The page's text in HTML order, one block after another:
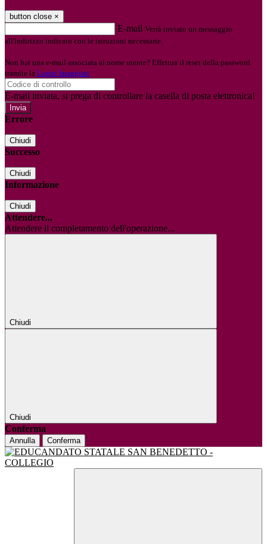
button close ×
E-mail Verrà inviato un messaggio
all'indirizzo indicato con le istruzioni necessarie.
Non hai una e-mail associata al nome utente? Effettua il reset della password
tramite la Login Spaggiari
E-mail inviata, si prega di controllare la casella di posta elettronica!
Errore
Chiudi
Successo
Chiudi
Informazione
Chiudi
Attendere...
Attendere il completamento dell'operazione...
Chiudi
Chiudi
Conferma
Annulla Conferma